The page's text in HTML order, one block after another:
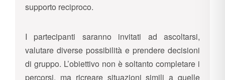
supporto reciproco.
I partecipanti saranno invitati ad ascoltarsi,
valutare diverse possibilità e prendere decisioni
di gruppo. L’obiettivo non è soltanto completare i
percorsi, ma ricreare situazioni simili a quelle